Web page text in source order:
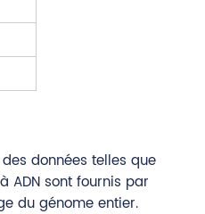
données telles que
ADN sont fournis par
du génome entier.